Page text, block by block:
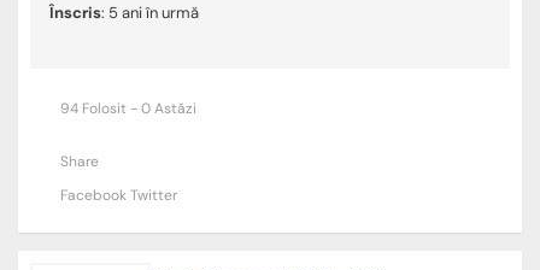
Înscris: 5 ani în urmă
94 Folosit - 0 Astăzi
Share
FacebookTwitter